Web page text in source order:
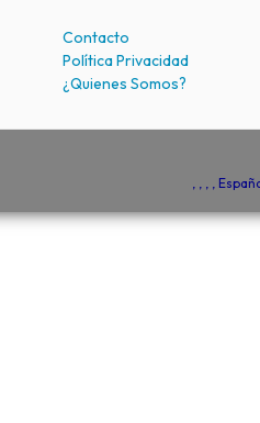
Contacto
Política Privacidad
¿Quienes Somos?
, , , ,